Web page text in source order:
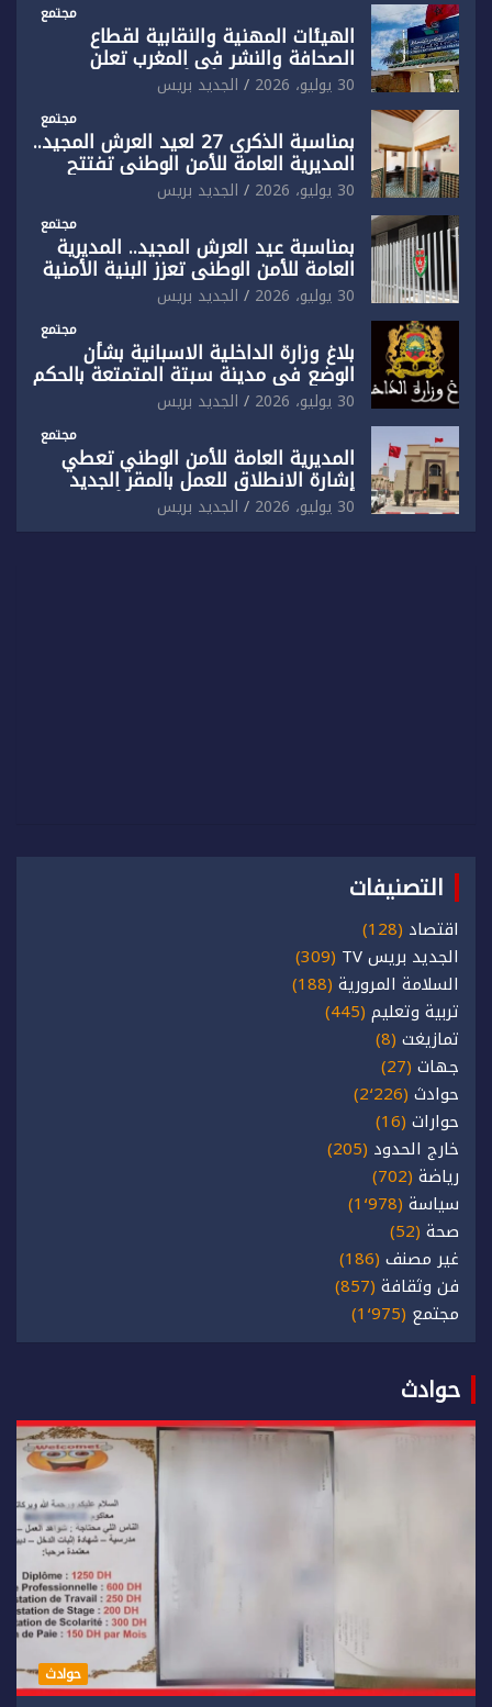
مجتمع
الهيئات المهنية والنقابية لقطاع
الصحافة والنشر في المغرب تعلن
رفضها القاطع لـ”أي أجندة انتخابية
مُعدة على مقاس سياسي ومصلحي
ضيق”
30 يوليو، 2026 الجديد بريس
مجتمع
بمناسبة الذكرى 27 لعيد العرش المجيد..
المديرية العامة للأمن الوطني تفتتح
المقر الجديد لفرقة الشرطة السياحية
بفاس
30 يوليو، 2026 الجديد بريس
مجتمع
بمناسبة عيد العرش المجيد.. المديرية
العامة للأمن الوطني تعزز البنية الأمنية
بالناظور بإحداث فرقتين جديدتين
30 يوليو، 2026 الجديد بريس
مجتمع
بلاغ وزارة الداخلية الاسبانية بشأن
الوضع في مدينة سبتة المتمتعة بالحكم
الذاتي
30 يوليو، 2026 الجديد بريس
مجتمع
المديرية العامة للأمن الوطني تعطي
إشارة الانطلاق للعمل بالمقر الجديد
للدائرة الثالثة للشرطة بولاية أمن العيون
30 يوليو، 2026 الجديد بريس
التصنيفات
اقتصاد (128)
الجديد بريس TV
(309)
السلامة المرورية (188)
تربية وتعليم (445)
تمازيغت (8)
جهات (27)
حوادث (2٬226)
حوارات (16)
خارج الحدود (205)
رياضة (702)
سياسة (1٬978)
صحة (52)
غير مصنف (186)
فن وثقافة (857)
مجتمع (1٬975)
حوادث
حوادث